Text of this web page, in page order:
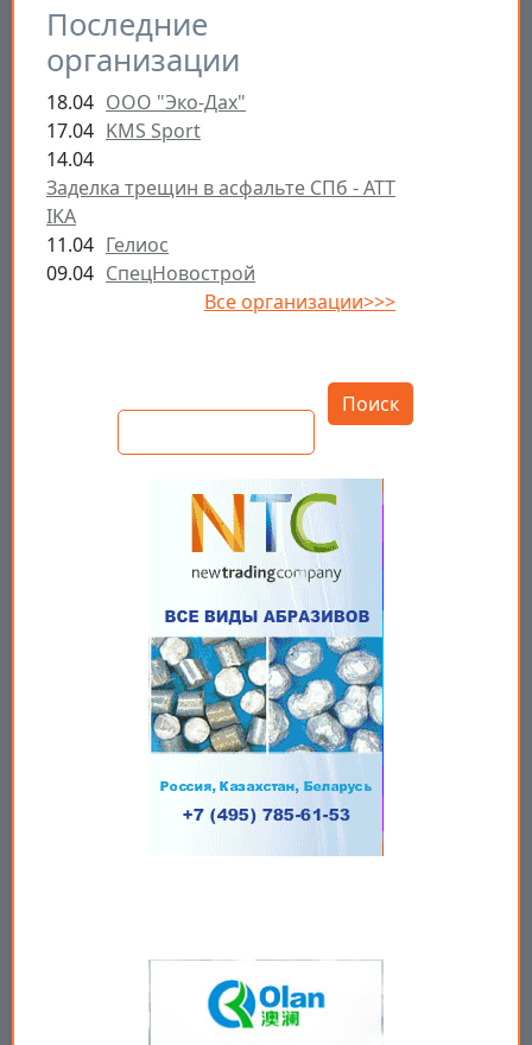
Последние
организации
18.04 ООО "Эко-Дах"
17.04 KMS Sport
14.04
Заделка трещин в асфальте СПб - ATT
IKA
11.04 Гелиос
09.04 СпецНовострой
Все организации>>>